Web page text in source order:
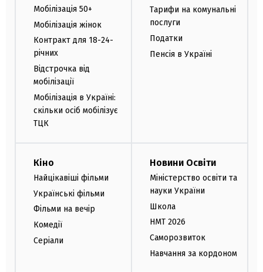
Мобілізація 50+
Мобілізація жінок
Контракт для 18-24-
річних
Відстрочка від
мобілізації
Мобілізація в Україні:
скільки осіб мобілізує
ТЦК
Тарифи на комунальні
послуги
Податки
Пенсія в Україні
Кіно
Найцікавіші фільми
Українські фільми
Фільми на вечір
Комедії
Серіали
Новини Освіти
Міністерство освіти та
науки України
Школа
НМТ 2026
Саморозвиток
Навчання за кордоном